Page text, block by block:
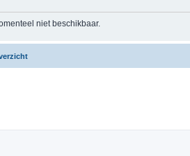
niet beschikbaar.